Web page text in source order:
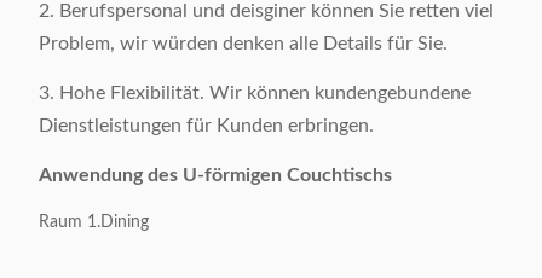
Produkt-Größe: L180xW90xH75cm
Oberflächenmaterial: Marmor
Grundmaterial: Edelstahl 201#
Verpacken:
2. Berufspersonal und deisginer können Sie retten viel
Problem, wir würden denken alle Details für Sie.
3. Hohe Flexibilität. Wir können kundengebundene
Dienstleistungen für Kunden erbringen.
Anwendung des U-förmigen Couchtischs
Raum 1.Dining